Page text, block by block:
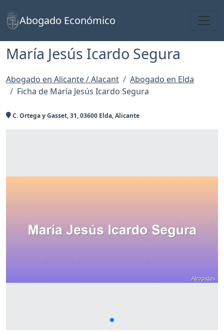
Abogado Económico
María Jesús Icardo Segura
Abogado en Alicante / Alacant
Abogado en Elda
Ficha de María Jesús Icardo Segura
C. Ortega y Gasset, 31, 03600 Elda, Alicante